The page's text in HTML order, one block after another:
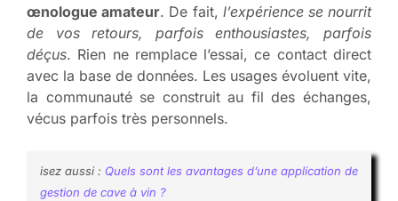
œnologue amateur. De fait, l’expérience se nourrit
de vos retours, parfois enthousiastes, parfois
déçus. Rien ne remplace l’essai, ce contact direct
avec la base de données. Les usages évoluent vite,
la communauté se construit au fil des échanges,
vécus parfois très personnels.
isez aussi : Quels sont les avantages d’une application de
gestion de cave à vin ?